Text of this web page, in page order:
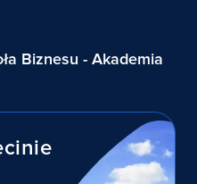
Biznesu - Akademia